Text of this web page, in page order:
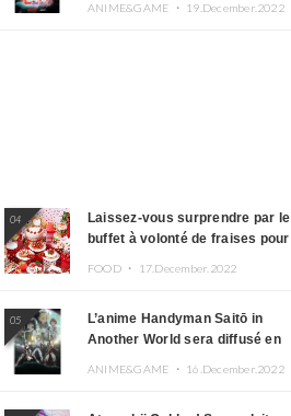
ANIME&GAME ・ 19.December.2022
04
Laissez-vous surprendre par le
buffet à volonté de fraises pour
FOOD ・ 17.December.2022
05
L’anime Handyman Saitō in
Another World sera diffusé en
ANIME&GAME ・ 16.December.2022